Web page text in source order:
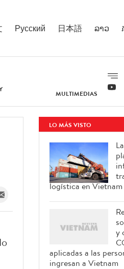
Русский 日本語 ລາວ
MULTIMEDIAS
LO MÁS VISTO
logística en Vietnam
y
aplicadas a las
ingresan a Vietnam